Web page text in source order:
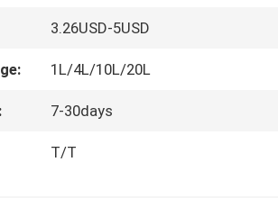
3.26USD-5USD
1L/4L/10L/20L
7-30days
T/T